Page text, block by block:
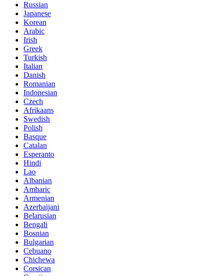
Russian
Japanese
Korean
Arabic
Irish
Greek
Turkish
Italian
Danish
Romanian
Indonesian
Czech
Afrikaans
Swedish
Polish
Basque
Catalan
Esperanto
Hindi
Lao
Albanian
Amharic
Armenian
Azerbaijani
Belarusian
Bengali
Bosnian
Bulgarian
Cebuano
Chichewa
Corsican